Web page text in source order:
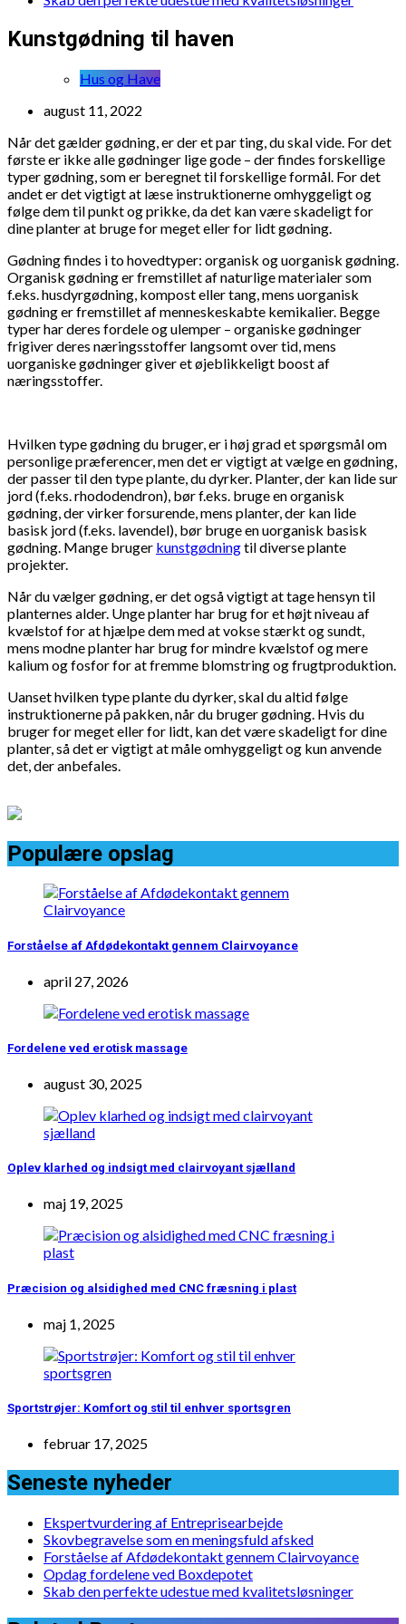
Kunstgødning til haven
Hus og Have
august 11, 2022
Når det gælder gødning, er der et par ting, du skal vide. For det
første er ikke alle gødninger lige gode – der findes forskellige
typer gødning, som er beregnet til forskellige formål. For det
andet er det vigtigt at læse instruktionerne omhyggeligt og
følge dem til punkt og prikke, da det kan være skadeligt for
dine planter at bruge for meget eller for lidt gødning.
Gødning findes i to hovedtyper: organisk og uorganisk gødning.
Organisk gødning er fremstillet af naturlige materialer som
f.eks. husdyrgødning, kompost eller tang, mens uorganisk
gødning er fremstillet af menneskeskabte kemikalier. Begge
typer har deres fordele og ulemper – organiske gødninger
frigiver deres næringsstoffer langsomt over tid, mens
uorganiske gødninger giver et øjeblikkeligt boost af
næringsstoffer.
Hvilken type gødning du bruger, er i høj grad et spørgsmål om
personlige præferencer, men det er vigtigt at vælge en gødning,
der passer til den type plante, du dyrker. Planter, der kan lide sur
jord (f.eks. rhododendron), bør f.eks. bruge en organisk
gødning, der virker forsurende, mens planter, der kan lide
basisk jord (f.eks. lavendel), bør bruge en uorganisk basisk
gødning. Mange bruger kunstgødningtil diverse plante
projekter.
Når du vælger gødning, er det også vigtigt at tage hensyn til
planternes alder. Unge planter har brug for et højt niveau af
kvælstof for at hjælpe dem med at vokse stærkt og sundt,
mens modne planter har brug for mindre kvælstof og mere
kalium og fosfor for at fremme blomstring og frugtproduktion.
Uanset hvilken type plante du dyrker, skal du altid følge
instruktionerne på pakken, når du bruger gødning. Hvis du
bruger for meget eller for lidt, kan det være skadeligt for dine
planter, så det er vigtigt at måle omhyggeligt og kun anvende
det, der anbefales.
Populære opslag
Forståelse af Afdødekontakt gennem Clairvoyance
april 27, 2026
Fordelene ved erotisk massage
august 30, 2025
Oplev klarhed og indsigt med clairvoyant sjælland
maj 19, 2025
Præcision og alsidighed med CNC fræsning i plast
maj 1, 2025
Sportstrøjer: Komfort og stil til enhver sportsgren
februar 17, 2025
Seneste nyheder
Ekspertvurdering af Entreprisearbejde
Skovbegravelse som en meningsfuld afsked
Forståelse af Afdødekontakt gennem Clairvoyance
Opdag fordelene ved Boxdepotet
Skab den perfekte udestue med kvalitetsløsninger